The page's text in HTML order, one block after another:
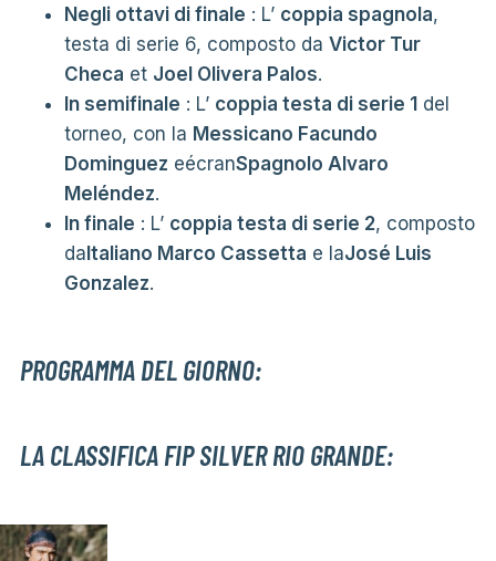
Negli ottavi di finale : L’ coppia spagnola,
testa di serie 6, composto da Victor Tur
Checa et Joel Olivera Palos.
In semifinale : L’ coppia testa di serie 1del
torneo, con la Messicano Facundo
Dominguez eécranSpagnolo Alvaro
Meléndez.
In finale : L’ coppia testa di serie 2, composto
daItaliano Marco Cassetta e laJosé Luis
Gonzalez.
PROGRAMMA DEL GIORNO:
LA CLASSIFICA FIP SILVER RIO GRANDE: